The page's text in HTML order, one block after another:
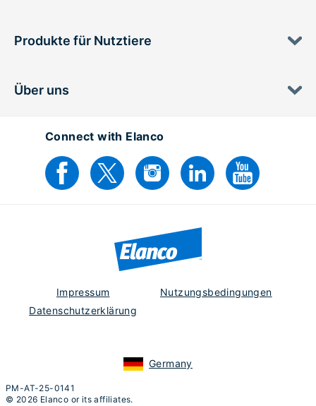
Produkte für Nutztiere
Über uns
Connect with Elanco
Impressum
Nutzungsbedingungen
Datenschutzerklärung
Germany
PM-AT-25-0141
© 2026 Elanco or its affiliates.